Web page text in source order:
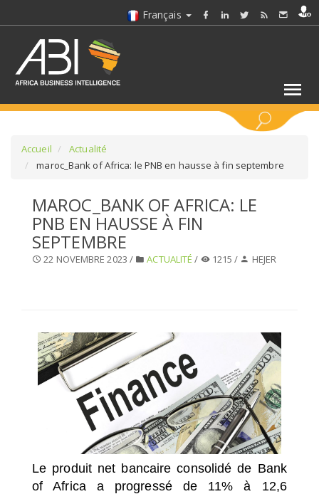
Français
SÉLECTIONNEZ UN DOSSIER
SELECTIONNEZ UNE SECTION
SÉLECTIONNEZ UN/DES PAYS
Accueil
Actualité
maroc_Bank of Africa: le PNB en hausse à fin septembre
MAROC_BANK OF AFRICA: LE
PNB EN HAUSSE À FIN
SEPTEMBRE
22 NOVEMBRE 2023 / ACTUALITÉ / 1215 / HEJER
Le produit net bancaire consolidé de Bank
of Africa a progressé de 11% à 12,6